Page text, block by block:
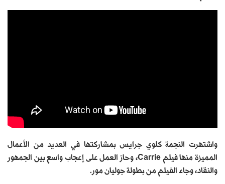
واشتهرت النجمة كلوي جرايس بمشاركتها في العديد من الأعمال
المميزة منها فيلم Carrie، وحاز العمل على إعجاب واسع بين الجمهور
والنقاد، وجاء الفيلم من بطولة جوليان مور.